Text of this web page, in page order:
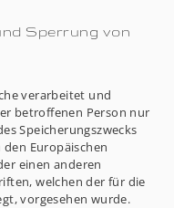
Sperrung von
verarbeitet und
betroffenen Person nur
Speicherungszwecks
Europäischen
einen anderen
welchen der für die
vorgesehen wurde.